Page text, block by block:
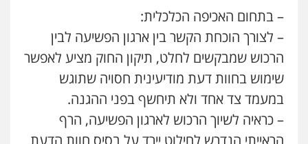
– בתחום האכיפה הכלכלית:
– לצורך הוכחת הקשר בין ארגון הפשיעה לבין
הרכוש שמבקשים לחלט, תיקון החוק מציע לאפשר
שימוש בחוות דעת מודיעינית חסויה שתוגש
במעמד צד אחד ולא תיחשף בפני ההגנה.
– כראיה לשיוך הרכוש לארגון הפשיעה, הרף